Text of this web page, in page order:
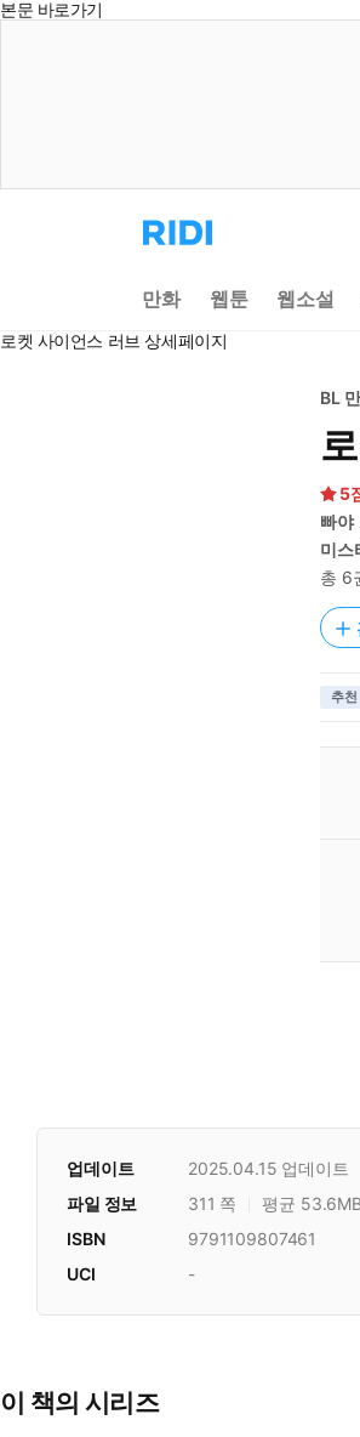
본문 바로가기
리
디
으
로
동
만화 웹툰 웹소설
로켓 사이언스 러브 상세페이지
BL
5
빠야
미스
총 6
추천
업데이트 2025.04.15 업데이트
파일 정보 311 쪽
평균
ISBN
9791109807461
UCI
-
이 책의 시리즈